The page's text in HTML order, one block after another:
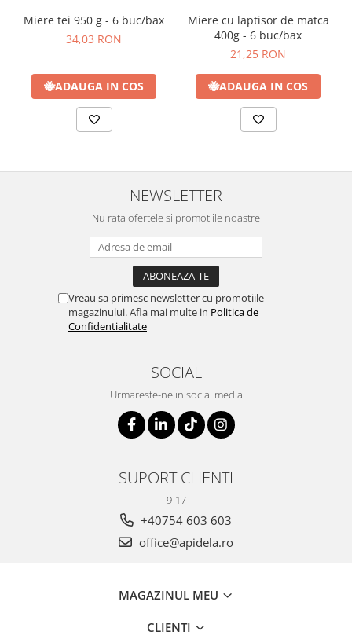
Miere tei 950 g - 6 buc/bax
34,03 RON
🐝ADAUGA IN COS
Miere cu laptisor de matca
400g - 6 buc/bax
21,25 RON
🐝ADAUGA IN COS
NEWSLETTER
Nu rata ofertele si promotiile noastre
Vreau sa primesc newsletter cu promotiile
magazinului. Afla mai multe in Politica de
Confidentialitate
SOCIAL
Urmareste-ne in social media
SUPORT CLIENTI
9-17
+40754 603 603
office@apidela.ro
MAGAZINUL MEU
CLIENTI